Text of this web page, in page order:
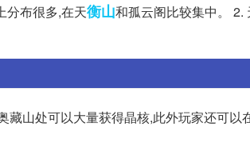
分布很多,在天衡山和孤云阁比较集中。 2.
山处可以大量获得晶核,此外玩家还可以